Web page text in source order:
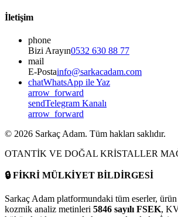
İletişim
phone
Bizi Arayın0532 630 88 77
mail
E-Postainfo@sarkacadam.com
chatWhatsApp ile Yaz
arrow_forward
sendTelegram Kanalı
arrow_forward
© 2026 Sarkaç Adam. Tüm hakları saklıdır.
OTANTİK VE DOĞAL KRİSTALLER
🔒FİKRİ MÜLKİYET BİLDİRGESİ
Sarkaç Adam platformundaki tüm eserler, ürün
kozmik analiz metinleri 5846 sayılı FSEK,